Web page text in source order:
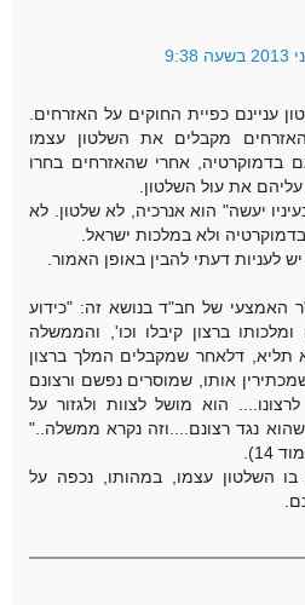
עניינם כפיית החוקים על האזרחים.
מקבלים את השלטון עצמו
בדמוקרטיה, אחרי שהאזרחים בחרו
את עול השלטון.
יעשה" הוא אנרכיה, לא שלטון. לא
ולא במלכות ישראל.
דעתי להבין באופן האמור.
האמצעי של חב"ד בנושא זה: "כידוע
ברצון קיבלו וכו', והממשלה
תליא, דלאחר שמקבלים המלך ברצון
אותו, שמוסרים נפשם ורצונם
הוא מושל לצוות ולגזור על
נגד רצונם....וזה נקרא ממשלה.."
14).
השלטון עצמו, במהותו, נכפה על